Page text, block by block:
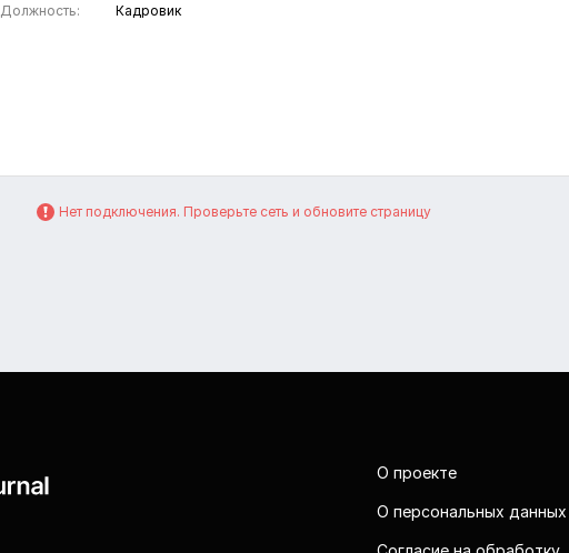
Должность:
Кадровик
Нет подключения. Проверьте сеть и обновите страницу
О проекте
О персональных данных